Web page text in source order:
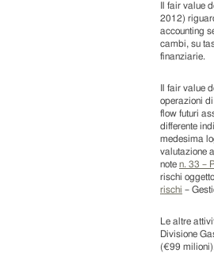
Il fair value
2012)
accounting
cambi, su
finanziarie.
Il fair value
operazioni
flow futuri
differente
medesima
valutazione
note n. 33 –
rischi
rischi –
Le altre
Divisione
(€99 milioni).